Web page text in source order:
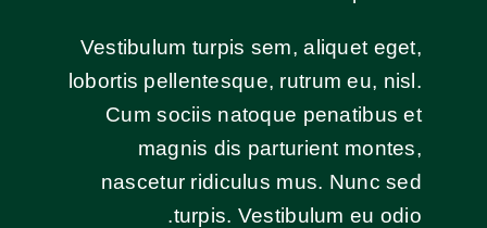
Vestibulum turpis sem, aliquet eget,
lobortis pellentesque, rutrum eu, nisl.
Cum sociis natoque penatibus et
magnis dis parturient montes,
nascetur ridiculus mus. Nunc sed
turpis. Vestibulum eu odio.